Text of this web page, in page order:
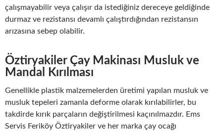
çalışmayabilir veya çalışır da istediğiniz dereceye geldiğinde
durmaz ve rezistansı devamlı çalıştırdığından rezistansın
arızasına sebep olabilir.
Öztiryakiler Çay Makinası Musluk ve
Mandal Kırılması
Genellikle plastik malzemelerden üretimi yapılan musluk ve
musluk tepeleri zamanla deforme olarak kırılabilirler, bu
takdirde kırık parçaların değiştirilmesi kaçınılmazdır. Ems
Servis Feriköy Öztiryakiler ve her marka çay ocağı